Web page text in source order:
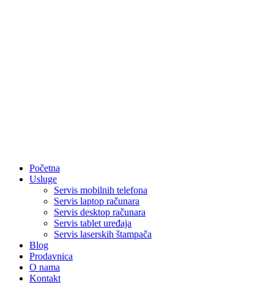
Početna
Usluge
Servis mobilnih telefona
Servis laptop računara
Servis desktop računara
Servis tablet uređaja
Servis laserskih štampača
Blog
Prodavnica
O nama
Kontakt